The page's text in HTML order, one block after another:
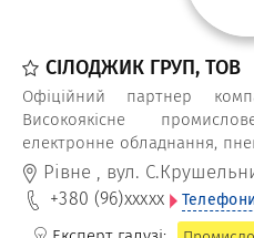
СІЛОДЖИК ГРУП, ТОВ
Офіційний партнер
Високоякісне
електронне обладнання,
світових виробників.
Рівне , вул.
+380 (96)xxxxx